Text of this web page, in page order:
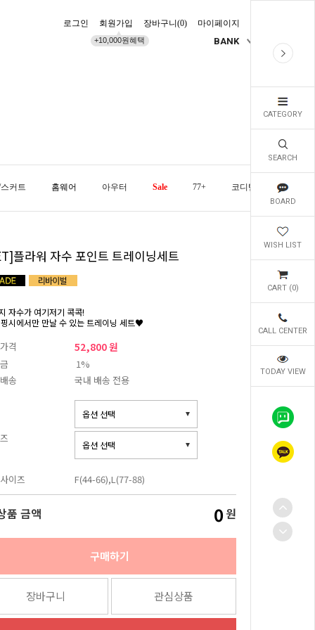
CATEGORY
SEARCH
BOARD
WISH LIST
CART (0)
CALL CENTER
TODAY VIEW
로그인 회원가입
+10,000원혜택
장바구니(0) 마이페이지
BANK
커트 홈웨어 아우터 Sale 77+ 코디템 오늘발송
플라워 자수 포인트 트레이닝세트
자수가 여기저기 콕콕!
시에서만 만날 수 있는 트레이닝 세트♥
격 52,800 원
1%
송
국내 배송 전용
이즈 F(44-66),L(77-88)
품 금액 0 원
구매하기
장바구니 관심상품